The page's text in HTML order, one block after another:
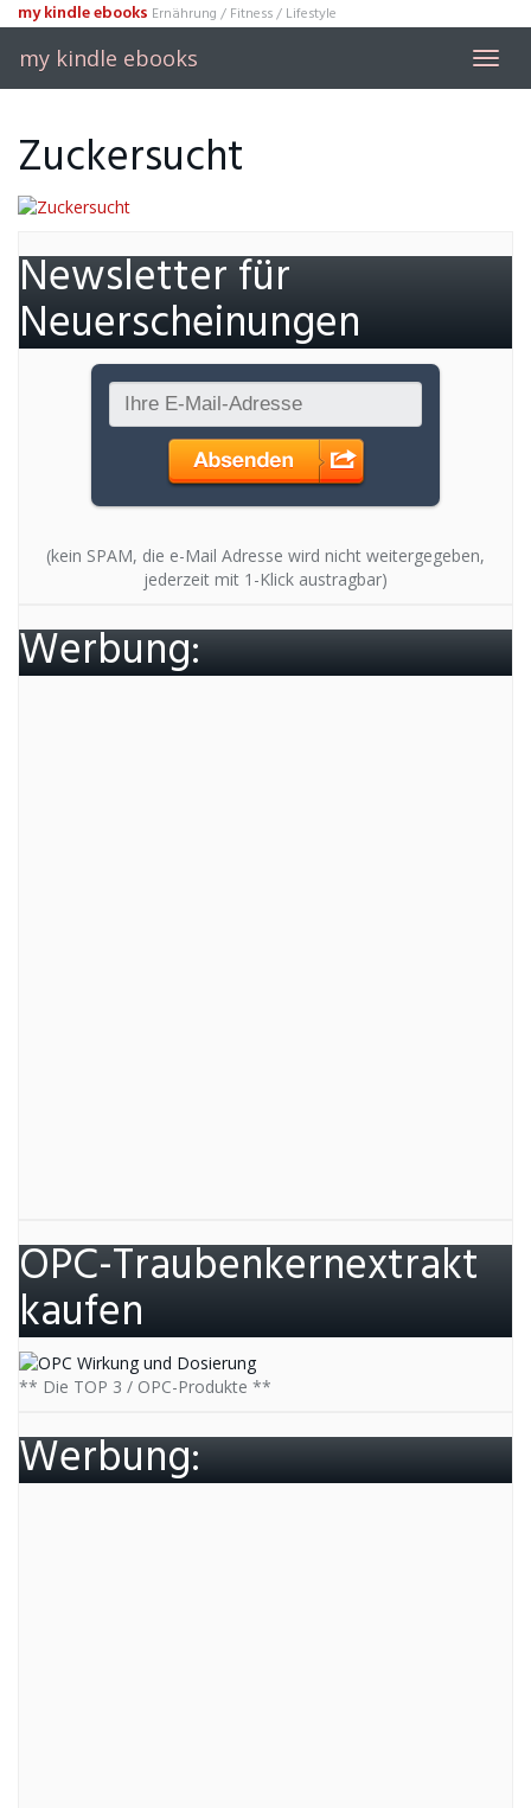
Skip
to
main
my kindle ebooks Ernährung / Fitness / Lifestyle
my kindle ebooks
Zuckersucht
Newsletter für
Neuerscheinungen
(kein SPAM, die e-Mail Adresse wird nicht weitergegeben,
jederzeit mit 1-Klick austragbar)
Werbung:
OPC-Traubenkernextrakt
kaufen
** Die TOP 3 / OPC-Produkte **
Werbung: